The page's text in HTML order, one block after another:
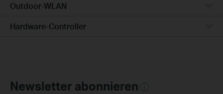
Outdoor-WLAN
Hardware-Controller
Newsletter abonnieren